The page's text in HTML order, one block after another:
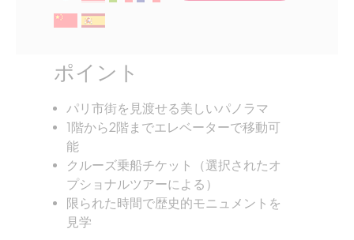
ポイント
パリ市街を見渡せる美しいパノラマ
1階から2階までエレベーターで移動可
能
クルーズ乗船チケット（選択されたオ
プショナルツアーによる）
限られた時間で歴史的モニュメントを
見学